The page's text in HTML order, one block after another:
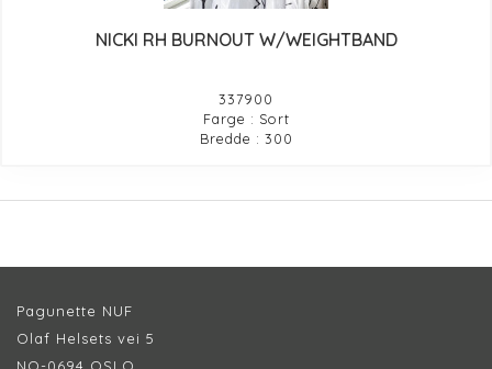
NICKI RH BURNOUT W/WEIGHTBAND
337900
Farge : Sort
Bredde : 300
Pagunette NUF
Olaf Helsets vei 5